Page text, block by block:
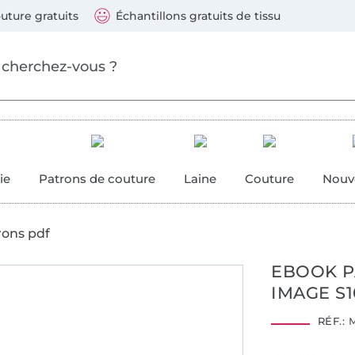
gratuits Échantillons gratuits de tissu
Patrons de couture Laine Couture
pdf
EBOOK
IMAGE
RÉF.:
suivants : Visa, Mastercard, Carte bleue, PayPal,